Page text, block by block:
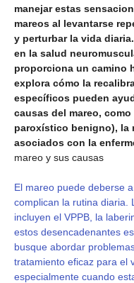
manejar estas
mareos al levantarse
y perturbar la vida
en la salud
proporciona un camino
explora cómo la
específicos pueden
causas del mareo,
paroxístico benigno), la
asociados con la
mareo y sus causas
El mareo puede deberse
complican la rutina diaria.
incluyen el VPPB, la
estos desencadenantes
busque abordar
tratamiento eficaz para el
especialmente cuando